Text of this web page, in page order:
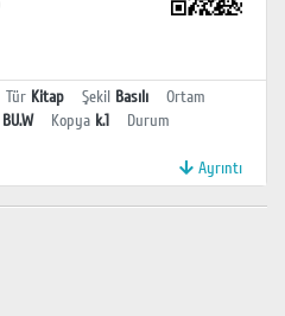
Tür Kitap Şekil Basılı
Ortam
Kopya k.1
Durum
Ayrıntı